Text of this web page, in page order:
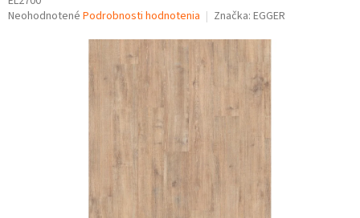
Priemerné
Neohodnotené Podrobnosti hodnotenia Značka: EGGER